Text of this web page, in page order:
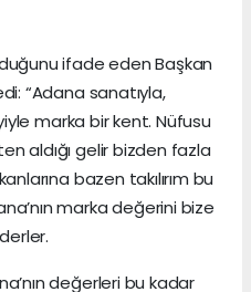
ifade eden Başkan
“Adana sanatıyla,
marka bir kent. Nüfusu
aldığı gelir bizden fazla
bazen takılırım bu
marka değerini bize
değerleri bu kadar